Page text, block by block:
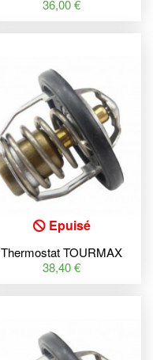
TOURMAX Suzuki GSX-
36,00 €
Epuisé
Thermostat TOURMAX
Yamaha
38,40 €